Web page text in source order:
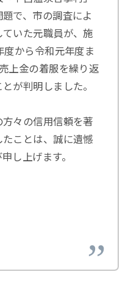
で、市の調査によ
いた元職員が、施
から令和元年度ま
上金の着服を繰り返
が判明しました。
々の信用信頼を著
たことは、誠に遺憾
し上げます。